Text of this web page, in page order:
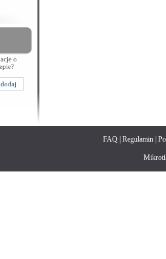
o
FAQ| Regulamin|